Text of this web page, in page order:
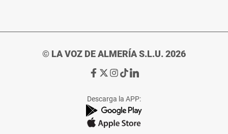
© LA VOZ DE ALMERÍA S.L.U. 2026
Ir
de
La
Voz
Ir
de
La
Voz
Ir
de
La
Voz
Ir
de
La
Voz
Ir
de
La
Voz
Descarga la APP: